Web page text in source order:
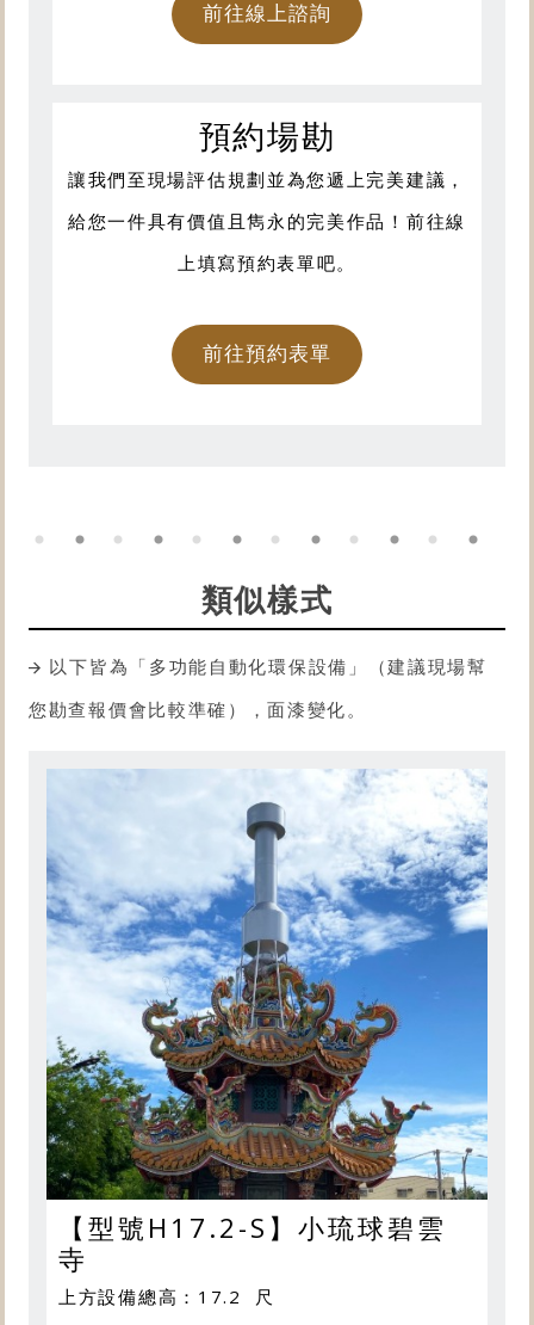
前往線上諮詢
預約場勘
讓我們至現場評估規劃並為您遞上完美建議，
給您一件具有價值且雋永的完美作品！前往線
上填寫預約表單吧。
前往預約表單
類似樣式
以下皆為「多功能自動化環保設備 」（建議現場幫
您勘查報價會比較準確），面漆變化。
【型號H17.2-S】小琉球碧雲
寺
上方設備總高：17.2 尺